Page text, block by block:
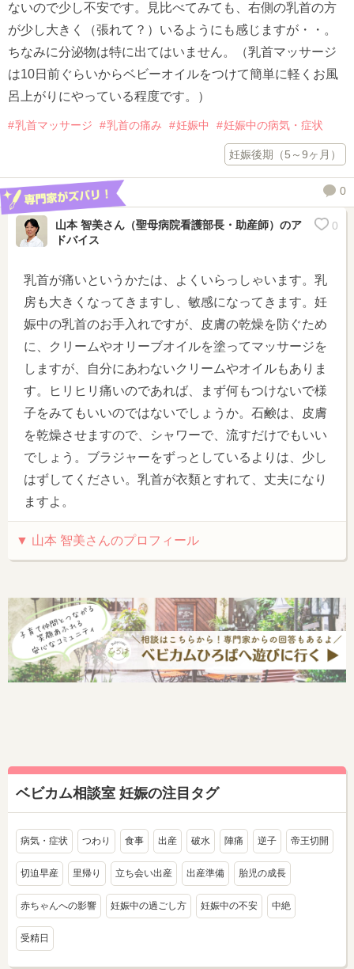
ないので少し不安です。見比べてみても、右側の乳首の方
が少し大きく（張れて？）いるようにも感じますが・・。
ちなみに分泌物は特に出てはいません。（乳首マッサージ
は10日前ぐらいからベビーオイルをつけて簡単に軽くお風
呂上がりにやっている程度です。）
乳首マッサージ 乳首の痛み 妊娠中 妊娠中の病気・症状
妊娠後期（5～9ヶ月）
0
山本 智美さん（聖母病院看護部長・助産師） のア
ドバイス
0
乳首が痛いというかたは、よくいらっしゃいます。乳
房も大きくなってきますし、敏感になってきます。妊
娠中の乳首のお手入れですが、皮膚の乾燥を防ぐため
に、クリームやオリーブオイルを塗ってマッサージを
しますが、自分にあわないクリームやオイルもありま
す。ヒリヒリ痛いのであれば、まず何もつけないで様
子をみてもいいのではないでしょうか。石鹸は、皮膚
を乾燥させますので、シャワーで、流すだけでもいい
でしょう。ブラジャーをずっとしているよりは、少し
はずしてください。乳首が衣類とすれて、丈夫になり
ますよ。
▼ 山本 智美さんのプロフィール
ベビカム相談室 妊娠の注目タグ
病気・症状 つわり 食事 出産 破水 陣痛 逆子 帝王切開
切迫早産 里帰り 立ち会い出産 出産準備 胎児の成長
赤ちゃんへの影響 妊娠中の過ごし方 妊娠中の不安 中絶
受精日